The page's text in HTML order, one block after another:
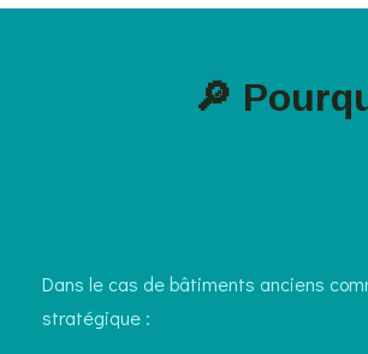
🔎
Dans le cas de bâtiments anciens
stratégique :